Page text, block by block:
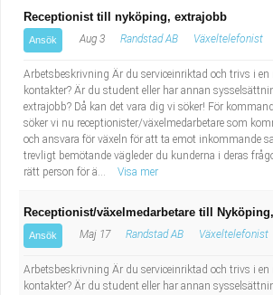
Receptionist till nyköping, extrajobb
Ansök Aug 3 Randstad AB Växeltelefonist
Arbetsbeskrivning Är du serviceinriktad och trivs i en
kontakter? Är du student eller har annan
extrajobb? Då kan det vara dig vi söker! För
söker vi nu receptionister/växelmedarbetare som
och ansvara för växeln för att ta emot inkommande
trevligt bemötande vägleder du kunderna i deras
rätt person för ä...
Visa mer
Receptionist/växelmedarbetare till
Ansök Maj 17 Randstad AB Växeltelefonist
Arbetsbeskrivning Är du serviceinriktad och trivs i en
kontakter? Är du student eller har annan